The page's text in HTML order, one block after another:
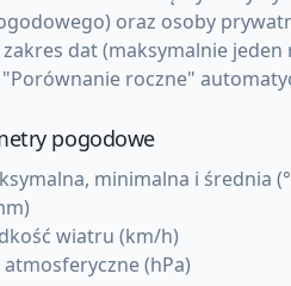
oraz osoby
dat (maksymalnie
roczne"
pogodowe
minimalna i średnia
wiatru (km/h)
(hPa)